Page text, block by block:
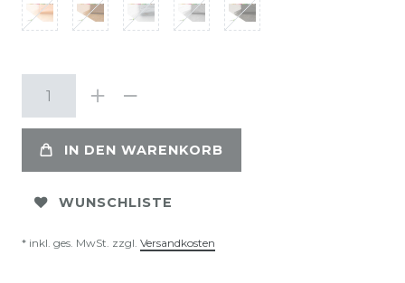
IN DEN WARENKORB
WUNSCHLISTE
* inkl. ges. MwSt. zzgl. Versandkosten